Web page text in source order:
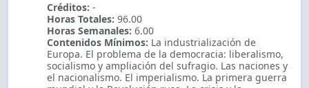
Créditos: -
Horas Totales: 96.00
Horas Semanales: 6.00
Contenidos Mínimos: La industrialización de
Europa. El problema de la democracia: liberalismo,
socialismo y ampliación del sufragio. Las naciones y
el nacionalismo. El imperialismo. La primera guerra